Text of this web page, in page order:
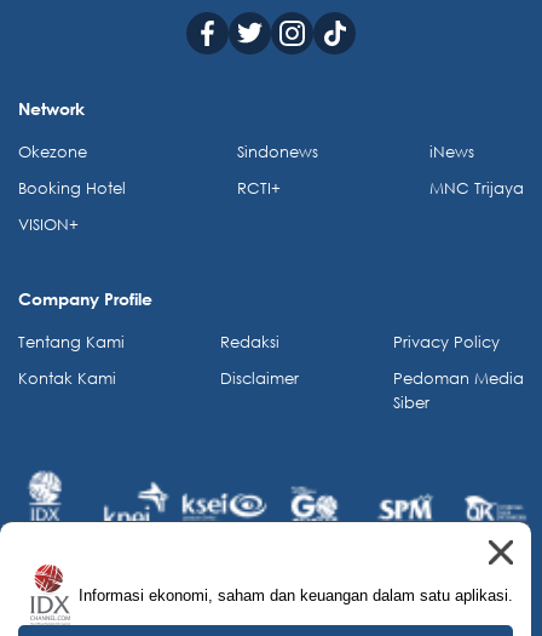
Informasi ekonomi, saham dan keuangan dalam satu aplikasi.
Network
Okezone
Booking Hotel
VISION+
Sindonews
RCTI+
iNews
MNC Trijaya
Company Profile
Tentang Kami
Kontak Kami
Redaksi
Disclaimer
Privacy Policy
Pedoman Media
Siber
© 2026 IDX Channel. All Rights Reserved.